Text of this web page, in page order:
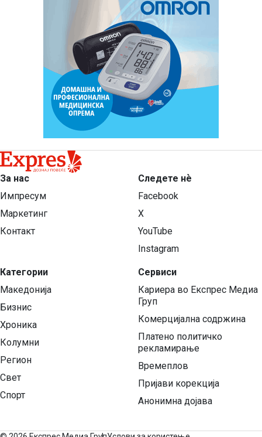
За нас
Импресум
Маркетинг
Контакт
Категории
Македонија
Бизнис
Хроника
Колумни
Регион
Свет
Спорт
Следете нѐ
Facebook
X
YouTube
Instagram
Сервиси
Кариера во Експрес Медиа
Груп
Комерцијална содржина
Платено политичко
рекламирање
Времеплов
Пријави корекција
Анонимна дојава